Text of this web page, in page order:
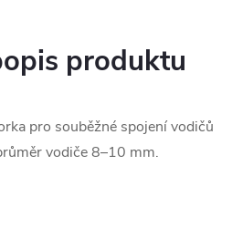
produktu
pro souběžné spojení vodičů
vodiče 8–10 mm.